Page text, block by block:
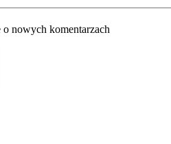
nowych komentarzach